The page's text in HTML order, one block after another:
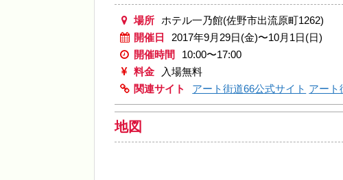
場所
ホテル一乃館(佐野市出流原町1262)
開催日
2017年9月29日(金)〜10月1日(日)
開催時間
10:00〜17:00
料金
入場無料
関連サイト
アート街道66公式サイト アート
地図